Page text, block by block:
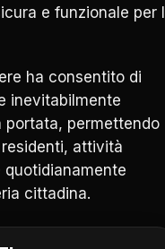
e funzionale per
ha consentito di
inevitabilmente
portata, permettendo
attività
cittadina.